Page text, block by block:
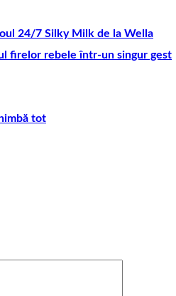
24/7 Silky Milk de la Wella
firelor rebele într-un singur gest
tot